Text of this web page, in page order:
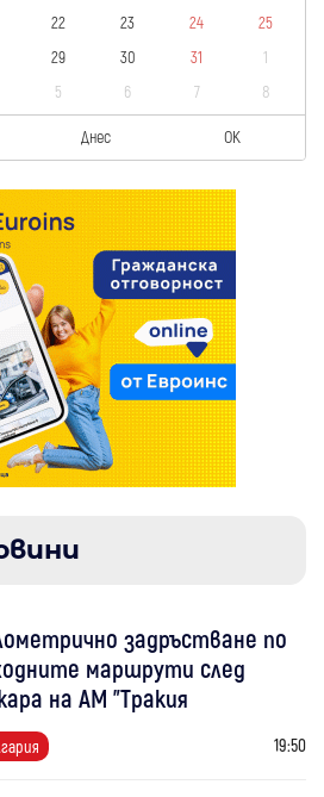
22 23 24
25
29 30 31
1
5 6 7 8
Днес OK
задръстване по
маршрути след
на АМ "Тракия
19:50